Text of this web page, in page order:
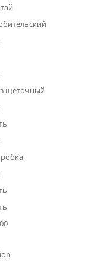
щеточный